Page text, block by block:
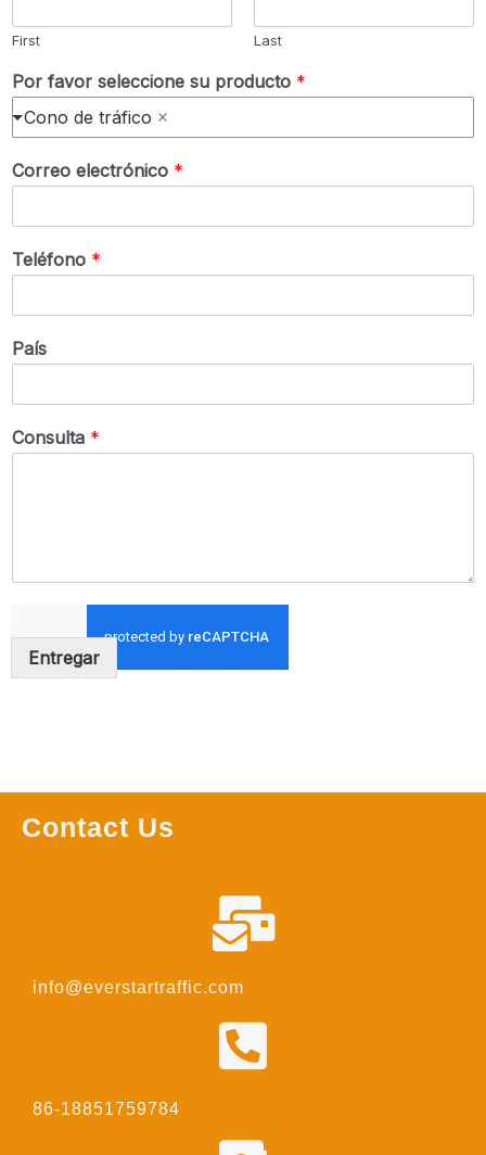
First Last
Por favor seleccione su producto *
Cono de tráfico
Correo electrónico *
Teléfono *
País
Consulta *
Entregar
Contact Us
info@everstartraffic.com
86-18851759784